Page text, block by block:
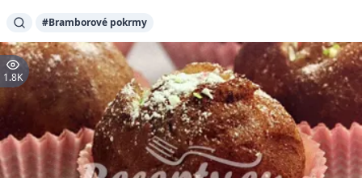
#Bramborové pokrmy
1.8K